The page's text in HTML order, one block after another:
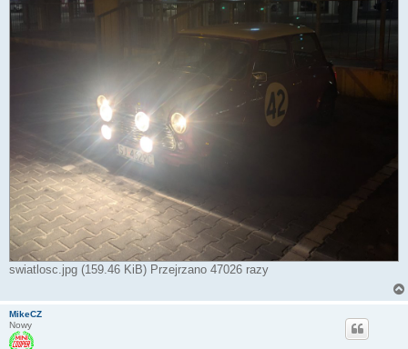
swiatlosc.jpg (159.46 KiB) Przejrzano 47026 razy
MikeCZ
Nowy